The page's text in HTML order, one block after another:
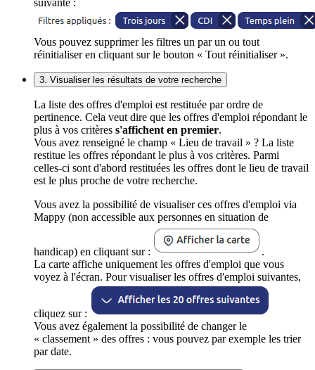
Vous pouvez supprimer les filtres un par un ou tout
réinitialiser en cliquant sur le bouton « Tout réinitialiser ».
3. Visualiser les résultats de votre recherche
La liste des offres d'emploi est restituée par ordre de
pertinence. Cela veut dire que les offres d'emploi répondant le
plus à vos critères s'affichent en premier.
Vous avez renseigné le champ « Lieu de travail » ? La liste
restitue les offres répondant le plus à vos critères. Parmi
celles-ci sont d'abord restituées les offres dont le lieu de travail
est le plus proche de votre recherche.
Vous avez la possibilité de visualiser ces offres d'emploi via
Mappy (non accessible aux personnes en situation de
handicap) en cliquant sur :
.
La carte affiche uniquement les offres d'emploi que vous
voyez à l'écran. Pour visualiser les offres d'emploi suivantes,
cliquez sur :
Vous avez également la possibilité de changer le
« classement » des offres : vous pouvez par exemple les trier
par date.